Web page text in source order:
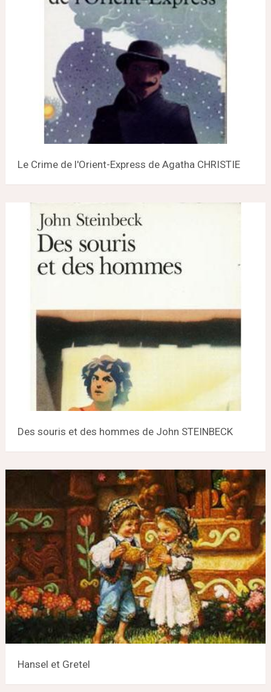
Le Crime de l'Orient-Express de Agatha CHRISTIE
Des souris et des hommes de John STEINBECK
Hansel et Gretel